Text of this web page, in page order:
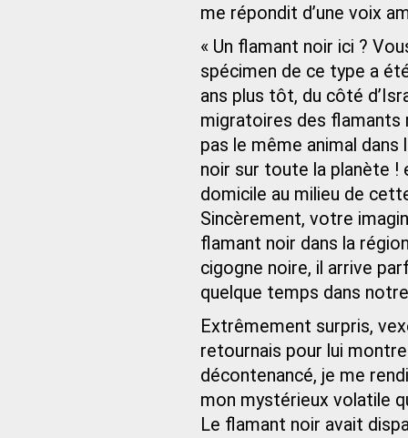
me répondit d’une voix
« Un flamant noir ici ?
spécimen de ce type a
ans plus tôt, du côté
migratoires des flamants
pas le même animal dans
noir sur toute la planète !
domicile au milieu de
Sincèrement, votre
flamant noir dans la
cigogne noire, il arrive
quelque temps dans
Extrêmement surpris,
retournais pour lui
décontenancé, je me
mon mystérieux volatile
Le flamant noir avait